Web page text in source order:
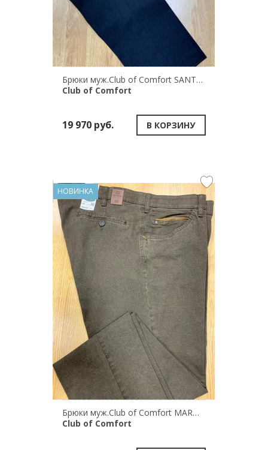
Брюки муж.Club of Comfort SANTOS 2590.10
Club of Comfort
19 970 руб. В КОРЗИНУ
НОВИНКА
Брюки муж.Club of Comfort MARVIN 7611/13
Club of Comfort